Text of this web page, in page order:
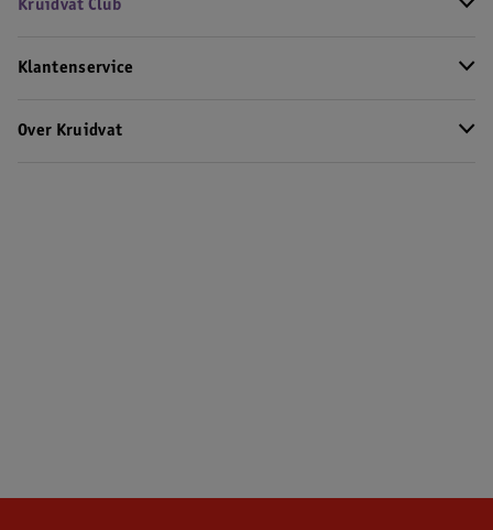
Kruidvat Club
Klantenservice
Over Kruidvat